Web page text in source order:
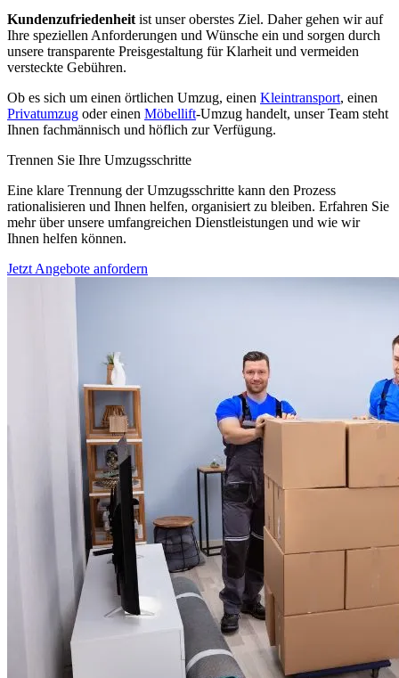
Kundenzufriedenheit ist unser oberstes Ziel. Daher gehen wir auf
Ihre speziellen Anforderungen und Wünsche ein und sorgen durch
unsere transparente Preisgestaltung für Klarheit und vermeiden
versteckte Gebühren.
Ob es sich um einen örtlichen Umzug, einen Kleintransport, einen
Privatumzug oder einen Möbellift-Umzug handelt, unser Team steht
Ihnen fachmännisch und höflich zur Verfügung.
Trennen Sie Ihre Umzugsschritte
Eine klare Trennung der Umzugsschritte kann den Prozess
rationalisieren und Ihnen helfen, organisiert zu bleiben. Erfahren Sie
mehr über unsere umfangreichen Dienstleistungen und wie wir
Ihnen helfen können.
Jetzt Angebote anfordern